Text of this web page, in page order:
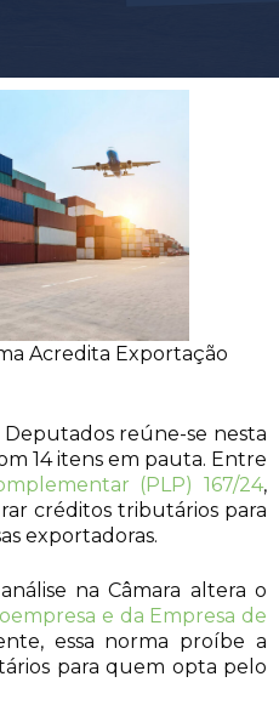
Acredita Exportação
Deputados reúne-se nesta
14 itens em pauta. Entre
(PLP) 167/24,
créditos tributários para
exportadoras.
na Câmara altera o
e da Empresa de
essa norma proíbe a
para quem opta pelo